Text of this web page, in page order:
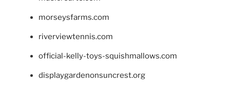
morseysfarms.com
riverviewtennis.com
official-kelly-toys-squishmallows.com
displaygardenonsuncrest.org